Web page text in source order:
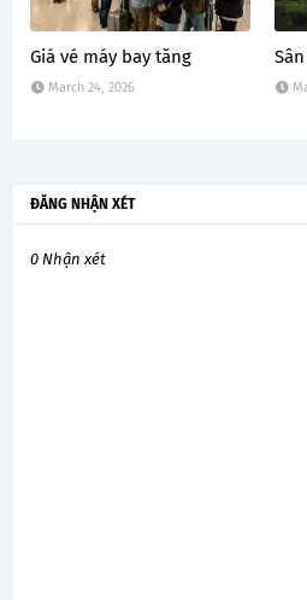
Giá vé máy bay tăng
March 24, 2026
ĐĂNG NHẬN XÉT
0 Nhận xét